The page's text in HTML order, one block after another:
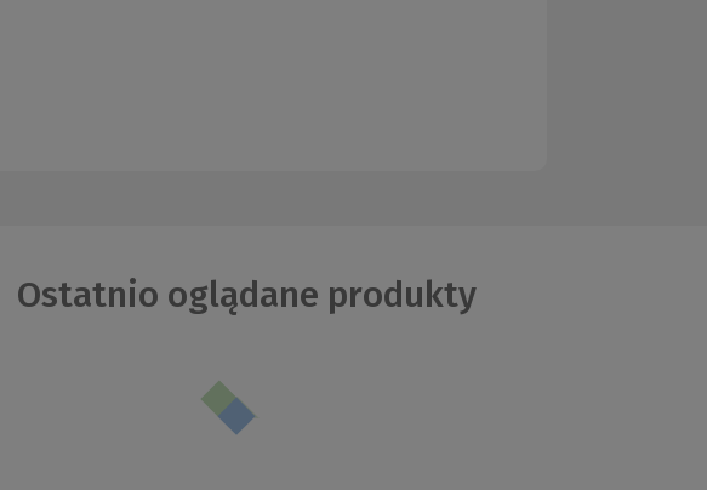
Ostatnio oglądane produkty